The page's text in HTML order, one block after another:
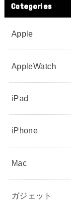
Categories
Apple
AppleWatch
iPad
iPhone
Mac
ガジェット